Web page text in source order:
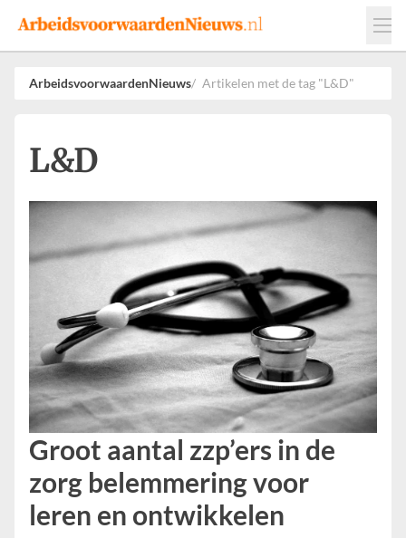
Events
Adverteren
Leveranciers
ArbeidsvoorwaardenNieuws Artikelen met de tag "L&D"
L&D
Groot aantal zzp’ers in de
zorg belemmering voor
leren en ontwikkelen